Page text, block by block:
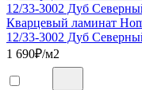
Кварцевый ламинат
12/33-3002 Дуб
1 690₽/м2